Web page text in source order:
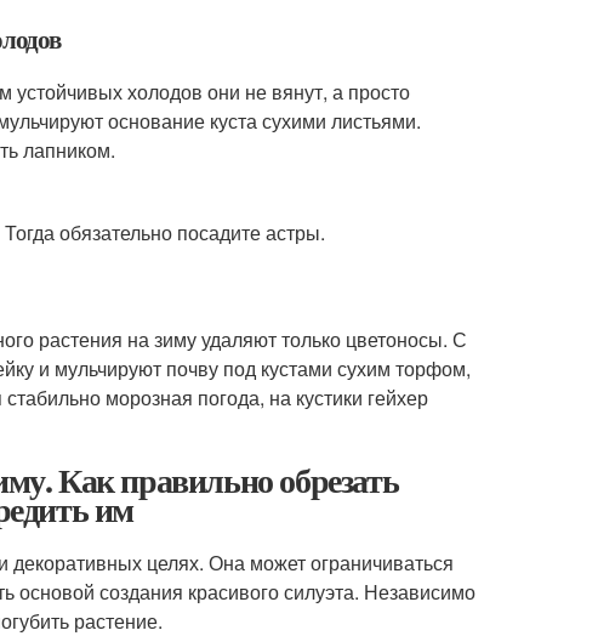
устойчивых холодов они не вянут, а просто
основание куста сухими листьями.
лапником.
обязательно посадите астры.
растения на зиму удаляют только цветоносы. С
и мульчируют почву под кустами сухим торфом,
морозная погода, на кустики гейхер
Как правильно обрезать
им
целях. Она может ограничиваться
основой создания красивого силуэта. Независимо
растение.